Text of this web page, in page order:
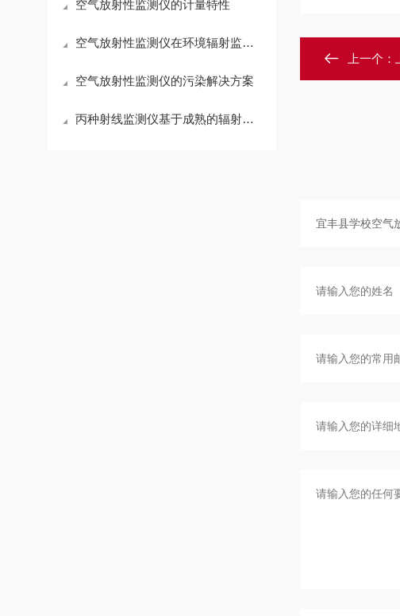
空气放射性监测仪的计量特性
空气放射性监测仪在环境辐射监测中的应用
空气放射性监测仪的污染解决方案
丙种射线监测仪基于成熟的辐射探测技术
上一个：